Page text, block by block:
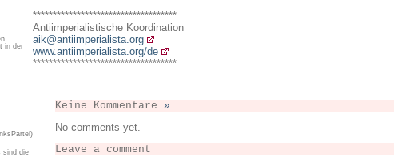
in der
sind die
************************************
Antiimperialistische Koordination
aik@antiimperialista.org
www.antiimperialista.org/de
************************************
Keine Kommentare »
No comments yet.
Leave a comment